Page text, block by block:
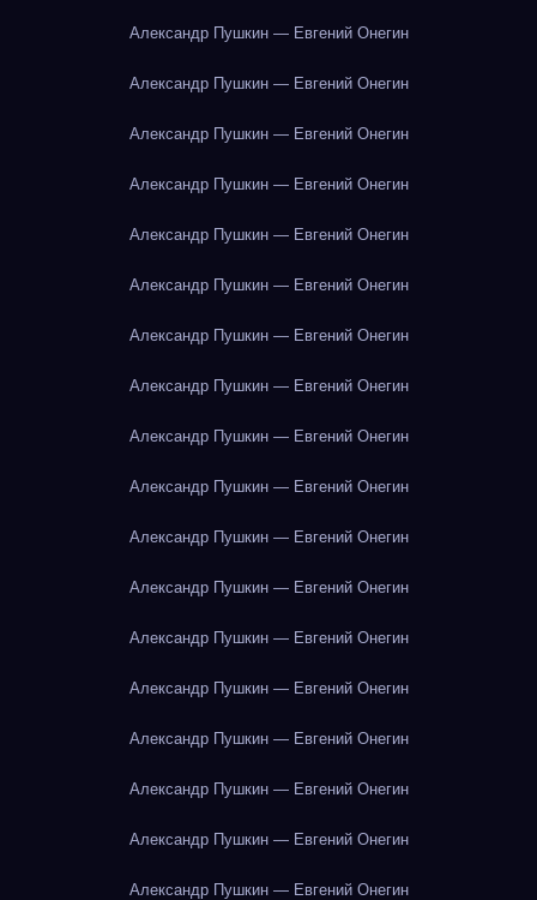
Александр Пушкин — Евгений Онегин
Александр Пушкин — Евгений Онегин
Александр Пушкин — Евгений Онегин
Александр Пушкин — Евгений Онегин
Александр Пушкин — Евгений Онегин
Александр Пушкин — Евгений Онегин
Александр Пушкин — Евгений Онегин
Александр Пушкин — Евгений Онегин
Александр Пушкин — Евгений Онегин
Александр Пушкин — Евгений Онегин
Александр Пушкин — Евгений Онегин
Александр Пушкин — Евгений Онегин
Александр Пушкин — Евгений Онегин
Александр Пушкин — Евгений Онегин
Александр Пушкин — Евгений Онегин
Александр Пушкин — Евгений Онегин
Александр Пушкин — Евгений Онегин
Александр Пушкин — Евгений Онегин